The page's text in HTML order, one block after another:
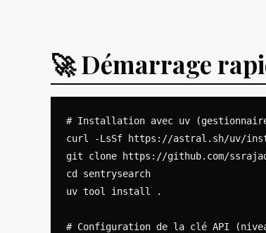
🚀 Démarrage
# Installation avec uv
curl -LsSf https://astral.sh/uv/
git clone https://github.com/
cd sentrysearch
uv tool install .
# Configuration de la clé API